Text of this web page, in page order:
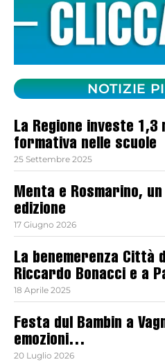
NOTIZIE
La Regione investe
formativa nelle scuole
25 Settembre 2025
Menta e Rosmarino,
edizione
17 Giugno 2026
La benemerenza Città
Riccardo Bonacci e a
18 Aprile 2025
Festa dul Bambin a
emozioni…
20 Luglio 2026